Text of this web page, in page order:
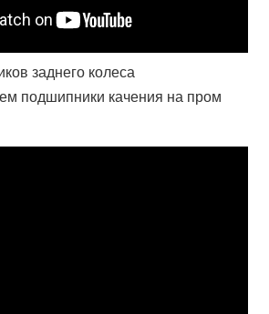
заднего колеса
подшипники качения на пром